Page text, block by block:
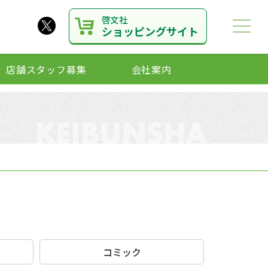
啓文社
ショッピングサイト
店舗スタッフ募集 会社案内
コミック